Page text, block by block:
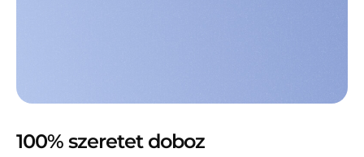
100% szeretet doboz